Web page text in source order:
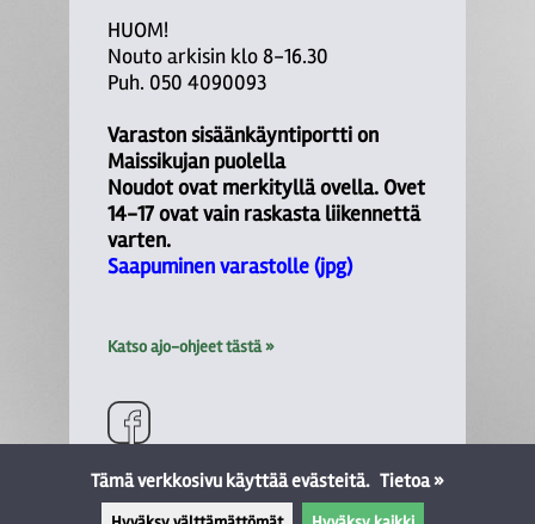
HUOM!
Nouto arkisin klo 8-16.30
Puh. 050 4090093
Varaston sisäänkäyntiportti on
Maissikujan puolella
Noudot ovat merkityllä ovella. Ovet
14-17 ovat vain raskasta liikennettä
varten.
Saapuminen varastolle (jpg)
Katso ajo-ohjeet tästä »
Tämä verkkosivu käyttää evästeitä. Tietoa »